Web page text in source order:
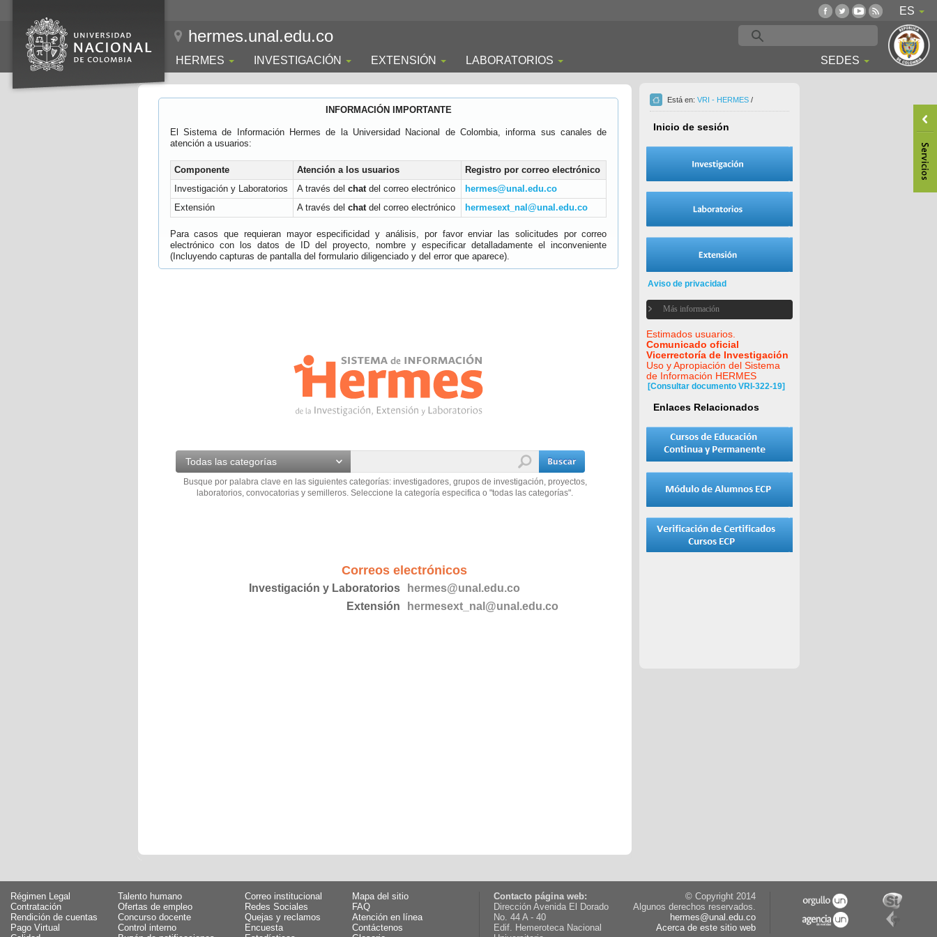
ES
hermes.unal.edu.co
HERMES INVESTIGACIÓN EXTENSIÓN LABORATORIOS SEDES
INFORMACIÓN IMPORTANTE
El Sistema de Información Hermes de la Universidad Nacional de Colombia, informa sus canales de
atención a usuarios:
Componente Atención a los usuarios
Registro por correo electrónico
Investigación y Laboratorios
A través del chatdel correo electrónico
hermes@unal.edu.co
Extensión
A través del chatdel correo electrónico hermesext_nal@unal.edu.co
Para casos que requieran mayor especificidad y análisis, por favor enviar las solicitudes por correo
electrónico con los datos de ID del proyecto, nombre y especificar detalladamente el inconveniente
(Incluyendo capturas de pantalla del formulario diligenciado y del error que aparece).
Todas las categorías
Busque por palabra clave en las siguientes categorías: investigadores, grupos de investigación, proyectos,
laboratorios, convocatorias y semilleros. Seleccione la categoría especifica o "todas las categorías".
Correos electrónicos
Investigación y Laboratorios
hermes@unal.edu.co
Extensión
hermesext_nal@unal.edu.co
Está en: VRI - HERMES /
Inicio de sesión
Aviso de privacidad
Más información
Estimados usuarios.
Comunicado oficial
Vicerrectoría de Investigación
Uso y Apropiación del Sistema
de Información HERMES
[Consultar documento VRI-322-19]
Enlaces Relacionados
Régimen Legal
Talento humano
Contratación
Ofertas de empleo
Rendición de cuentas
Concurso docente
Pago Virtual
Control interno
Correo institucional
Mapa del sitio
Redes Sociales
FAQ
Quejas y reclamos
Atención en línea
Encuesta
Contáctenos
Contacto página web:
Dirección Avenida El Dorado
No. 44 A - 40
Edif. Hemeroteca Nacional
© Copyright 2014
Algunos derechos reservados.
hermes@unal.edu.co
Acerca de este sitio web